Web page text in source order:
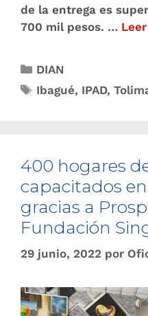
de la entrega es
700 mil pesos. …
DIAN
Ibagué, IPAD,
400 hogares
capacitados
gracias a
Fundación
29 junio, 2022 por